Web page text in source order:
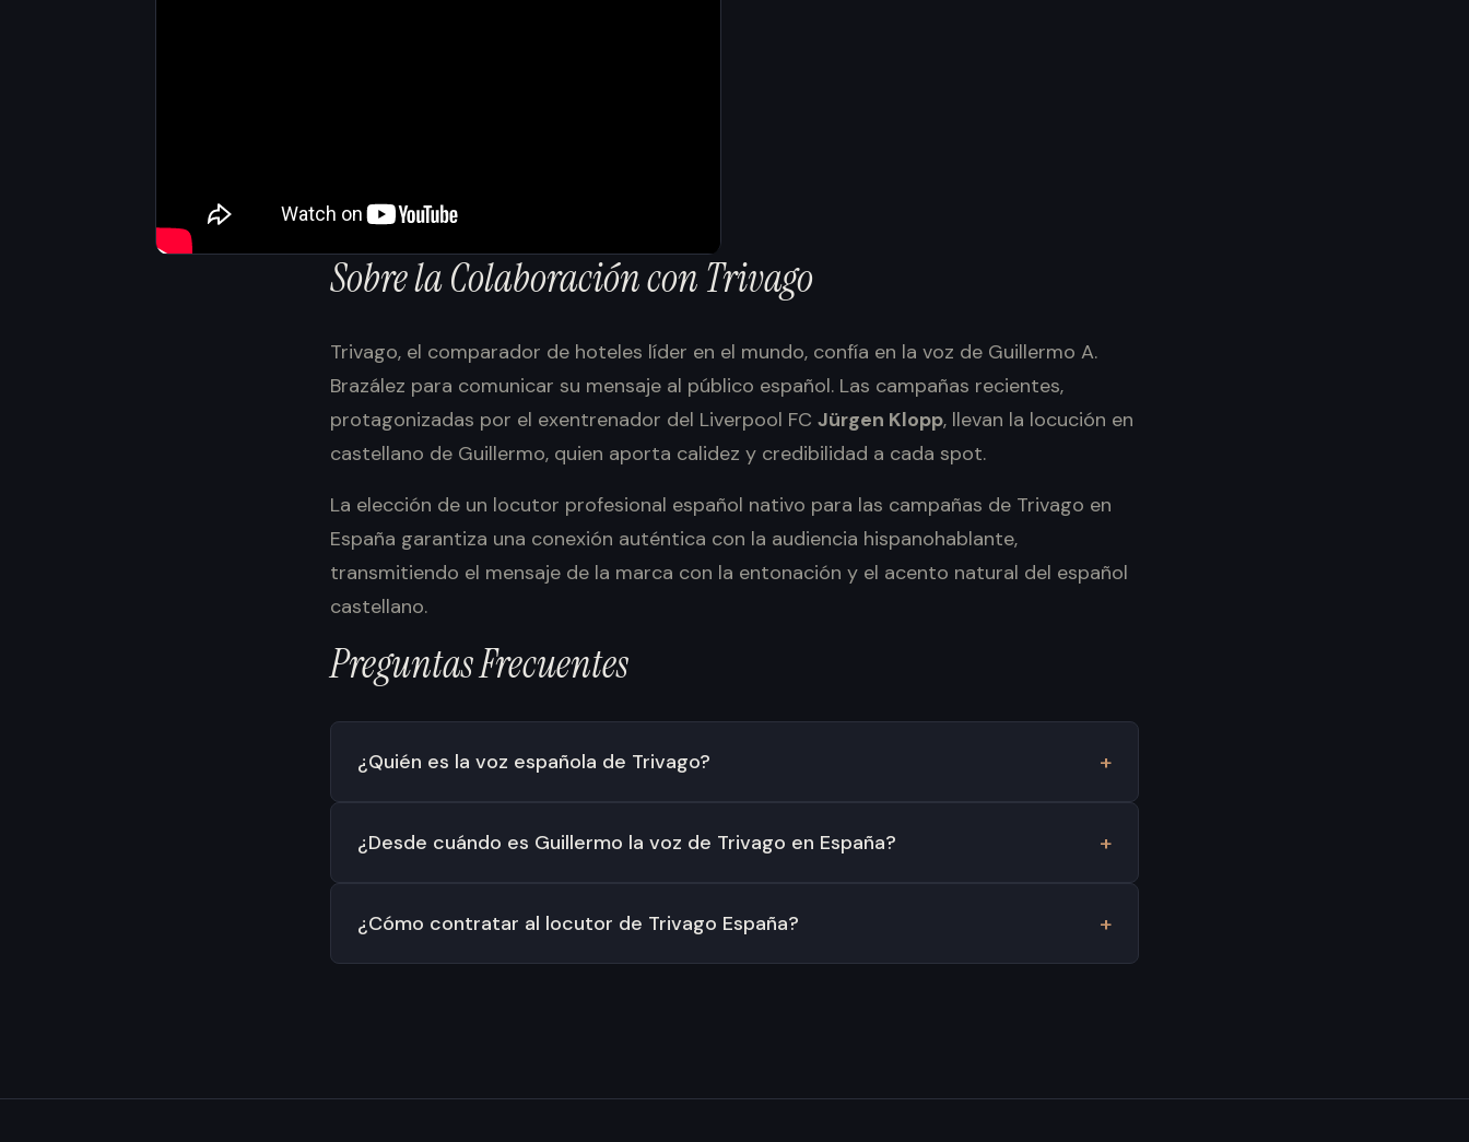
SobrelaColaboraciónconTrivago
Trivago, el comparador de hoteles líder en el mundo, confía en la voz de Guillermo A.
Brazález para comunicar su mensaje al público español. Las campañas recientes,
protagonizadas por el exentrenador del Liverpool FC Jürgen Klopp, llevan la locución en
castellano de Guillermo, quien aporta calidez y credibilidad a cada spot.
La elección de un locutor profesional español nativo para las campañas de Trivago en
España garantiza una conexión auténtica con la audiencia hispanohablante,
transmitiendo el mensaje de la marca con la entonación y el acento natural del español
castellano.
PreguntasFrecuentes
¿Quién es la voz española de Trivago?
¿Desde cuándo es Guillermo la voz de Trivago en España?
¿Cómo contratar al locutor de Trivago España?